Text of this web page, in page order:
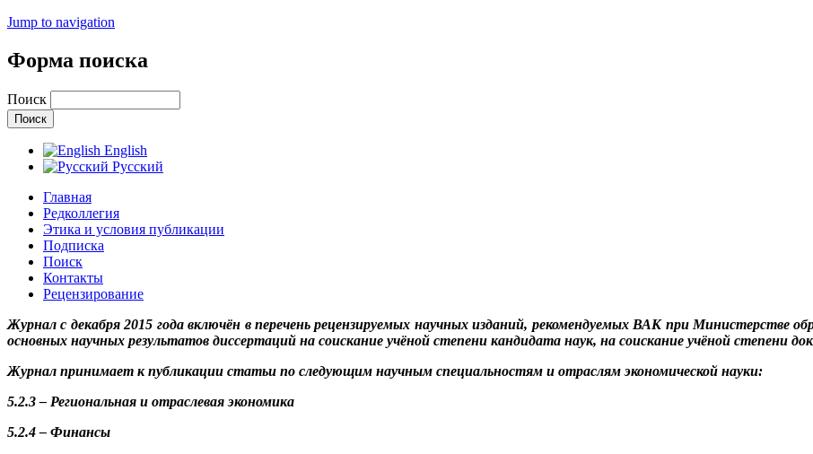
Jump to navigation
Форма поиска
Поиск
English
Русский
Главная
Редколлегия
Этика и условия публикации
Подписка
Поиск
Контакты
Рецензирование
Журнал с декабря 2015 года включён в перечень рецензируемых научных изданий, рекомендуемых ВАК при Министерстве
основных научных результатов диссертаций на соискание учёной степени кандидата наук, на соискание учёной степени
Журнал принимает к публикации статьи по следующим научным специальностям и отраслям экономической науки:
5.2.3 – Региональная и отраслевая экономика
5.2.4 – Финансы